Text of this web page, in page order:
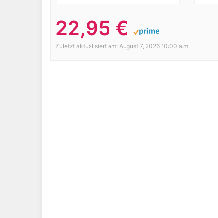
22,95 €
Zuletzt aktualisiert am: August 7, 2026 10:00 a.m.